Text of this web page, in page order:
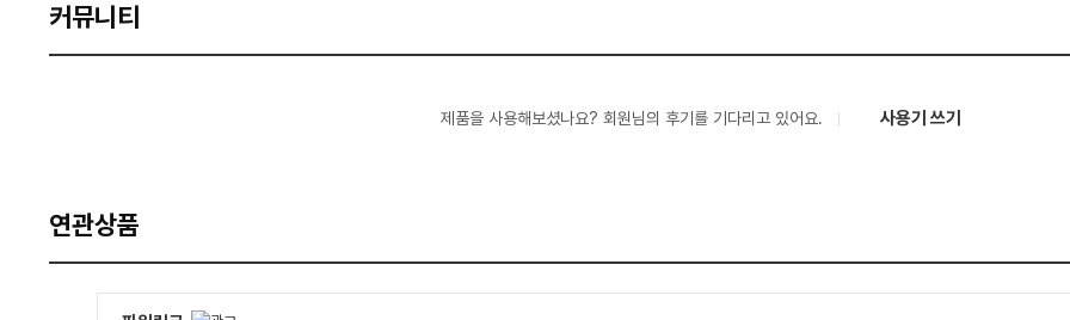
커뮤니티
제품을 사용해보셨나요? 회원님의 후기를 기다리고 있어요. 사용기 쓰기
연관상품